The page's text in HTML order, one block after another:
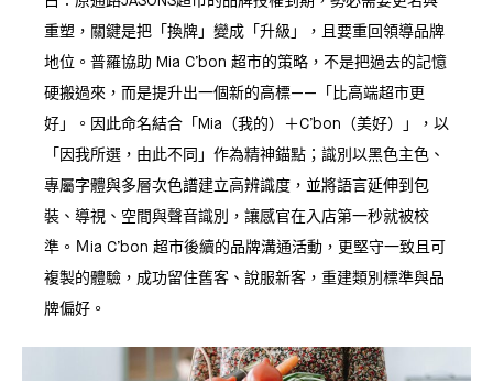
重塑，關鍵是把「換牌」變成「升級」，且要重回領導品牌
地位。普羅協助 Mia C’bon 超市的策略，不是把過去的記憶
硬搬過來，而是提升出一個新的高標——「比高端超市更
好」。因此命名結合「Mia（我的）＋C’bon（美好）」，以
「因我所選，由此不同」作為精神錨點；識別以黑色主色、
專屬字體與多層次色譜建立高辨識度，並將語言延伸到包
裝、導視、空間與聲音識別，讓感官在入店第一秒就被校
準。Ｍia C’bon 超市後續的品牌溝通活動，更堅守一致且可
複製的體驗，成功留住舊客、說服新客，重建類別標準與品
牌偏好。